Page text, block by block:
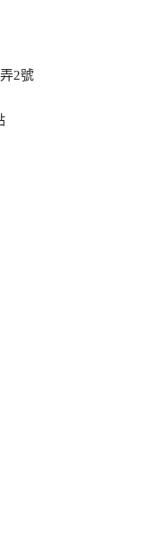
2號